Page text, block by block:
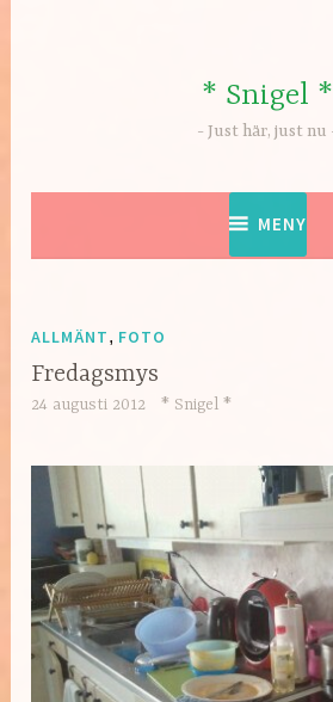
* Snigel *
Just här, just nu
MENY
ALLMÄNT, FOTO
Fredagsmys
24 augusti 2012 * Snigel *